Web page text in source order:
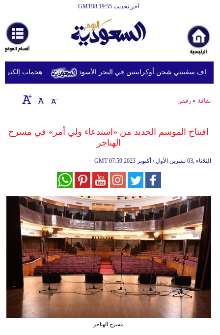
آخر تحديث GMT08:19:55
أخبارعاجلة
رياضة
ثقافة
إقتصاد
وموسيقى
سياحة
وسفر
ديكور
أخبار
إعلام
تعليم
هجمات سفينتي شحن أوكرانيتين في البحر الأسود
ثقافة »رقص
افتتاح الموسم الجديد من «استدعاء ولي أمر» في مسرح
الهناجر
GMT 07:59 2023 الثلاثاء ,03 تشرين الأول / أكتوبر
مسرح الهناجر